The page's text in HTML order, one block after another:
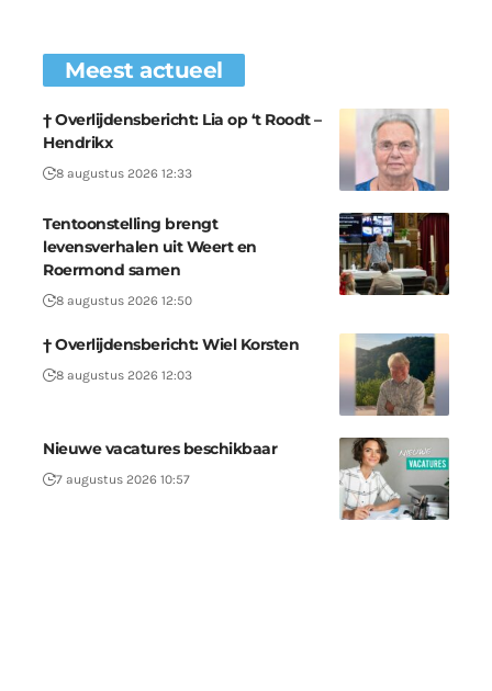
Meest actueel
† Overlijdensbericht: Lia op ‘t Roodt –
Hendrikx
8 augustus 2026 12:33
Tentoonstelling brengt
levensverhalen uit Weert en
Roermond samen
8 augustus 2026 12:50
† Overlijdensbericht: Wiel Korsten
8 augustus 2026 12:03
Nieuwe vacatures beschikbaar
7 augustus 2026 10:57